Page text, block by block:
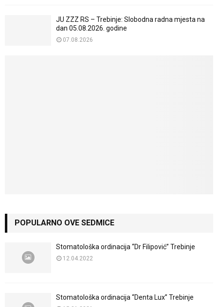
JU ZZZ RS – Trebinje: Slobodna radna mjesta na
dan 05.08.2026. godine
07.08.2026
POPULARNO OVE SEDMICE
Stomatološka ordinacija “Dr Filipović” Trebinje
12.04.2022
Stomatološka ordinacija “Denta Lux” Trebinje